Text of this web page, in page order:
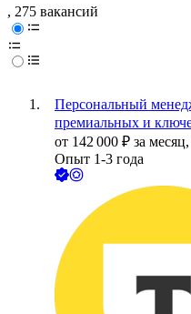
, 275 вакансий
Персональный
премиальных и
от 142 000 ₽ за месяц,
Опыт 1-3 года